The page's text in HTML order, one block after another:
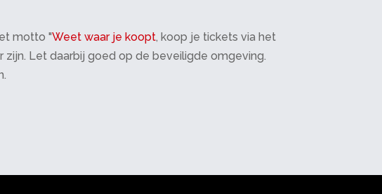
motto "Weet waar je koopt, koop je tickets via het
Let daarbij goed op de beveiligde omgeving.